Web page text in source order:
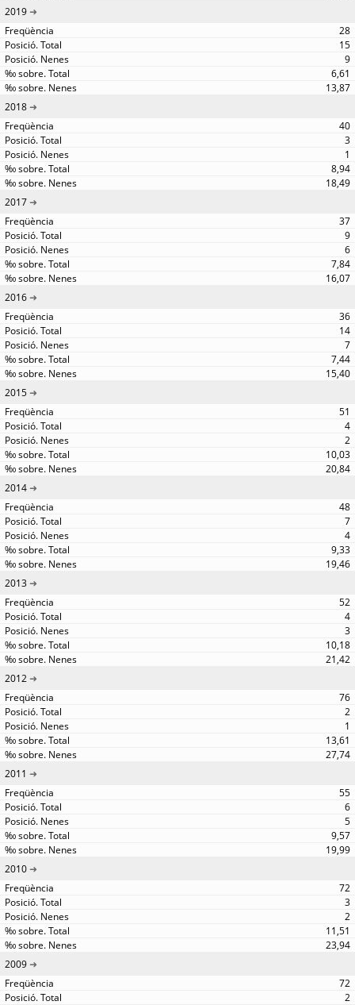
2019
28
15
9
6,61
13,87
2018
40
3
1
8,94
18,49
2017
37
9
6
7,84
16,07
2016
36
14
7
7,44
15,40
2015
51
4
2
10,03
20,84
2014
48
7
4
9,33
19,46
2013
52
4
3
10,18
21,42
2012
76
2
1
13,61
27,74
2011
55
6
5
9,57
19,99
2010
72
3
2
11,51
23,94
2009
72
2